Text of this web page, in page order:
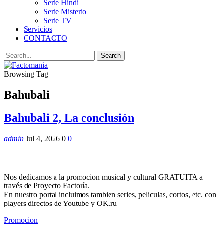
Serie Hindi
Serie Misterio
Serie TV
Servicios
CONTACTO
Browsing Tag
Bahubali
Bahubali 2, La conclusión
admin Jul 4, 2026 0 0
Nos dedicamos a la promocion musical y cultural GRATUITA a
través de Proyecto Factoría.
En nuestro portal incluimos tambien series, peliculas, cortos, etc. con
players directos de Youtube y OK.ru
Promocion